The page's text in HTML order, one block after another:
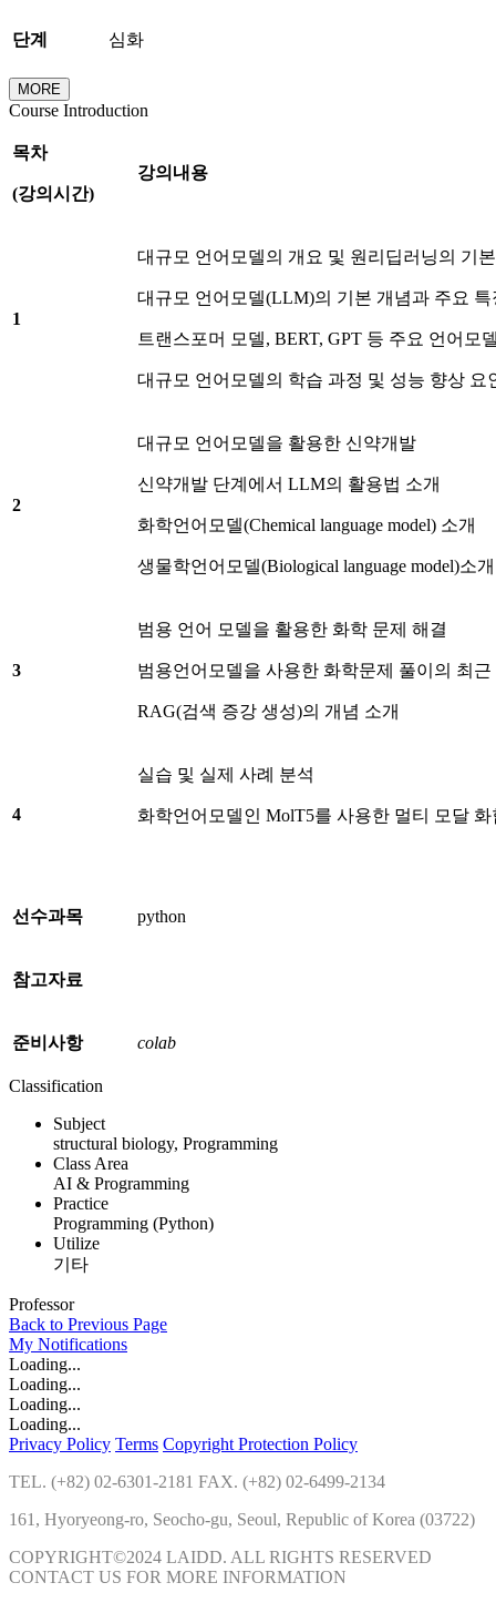
단계 심화
MORE
Course Introduction
목차
(강의시간)
강의내용
1
대규모 언어모델의 개요 및 원리딥러닝의 기
대규모 언어모델(LLM)의 기본 개념과 주요 특
트랜스포머 모델, BERT, GPT 등 주요 언어모
대규모 언어모델의 학습 과정 및 성능 향상 요
2
대규모 언어모델을 활용한 신약개발
신약개발 단계에서 LLM의 활용법 소개
화학언어모델(Chemical language model) 소개
생물학언어모델(Biological language model)소개
3
범용 언어 모델을 활용한 화학 문제 해결
범용언어모델을 사용한 화학문제 풀이의 최근
RAG(검색 증강 생성)의 개념 소개
4
실습 및 실제 사례 분석
화학언어모델인 MolT5를 사용한 멀티 모달
선수과목 python
참고자료
준비사항 colab
Classification
Subject
structural biology, Programming
Class Area
AI & Programming
Practice
Programming (Python)
Utilize
기타
Professor
Back to Previous Page
My Notifications
Loading...
Loading...
Loading...
Loading...
Privacy Policy Terms Copyright Protection Policy
TEL. (+82) 02-6301-2181 FAX. (+82) 02-6499-2134
161, Hyoryeong-ro, Seocho-gu, Seoul, Republic of Korea (03722)
COPYRIGHT©2024 LAIDD. ALL RIGHTS RESERVED
CONTACT US FOR MORE INFORMATION